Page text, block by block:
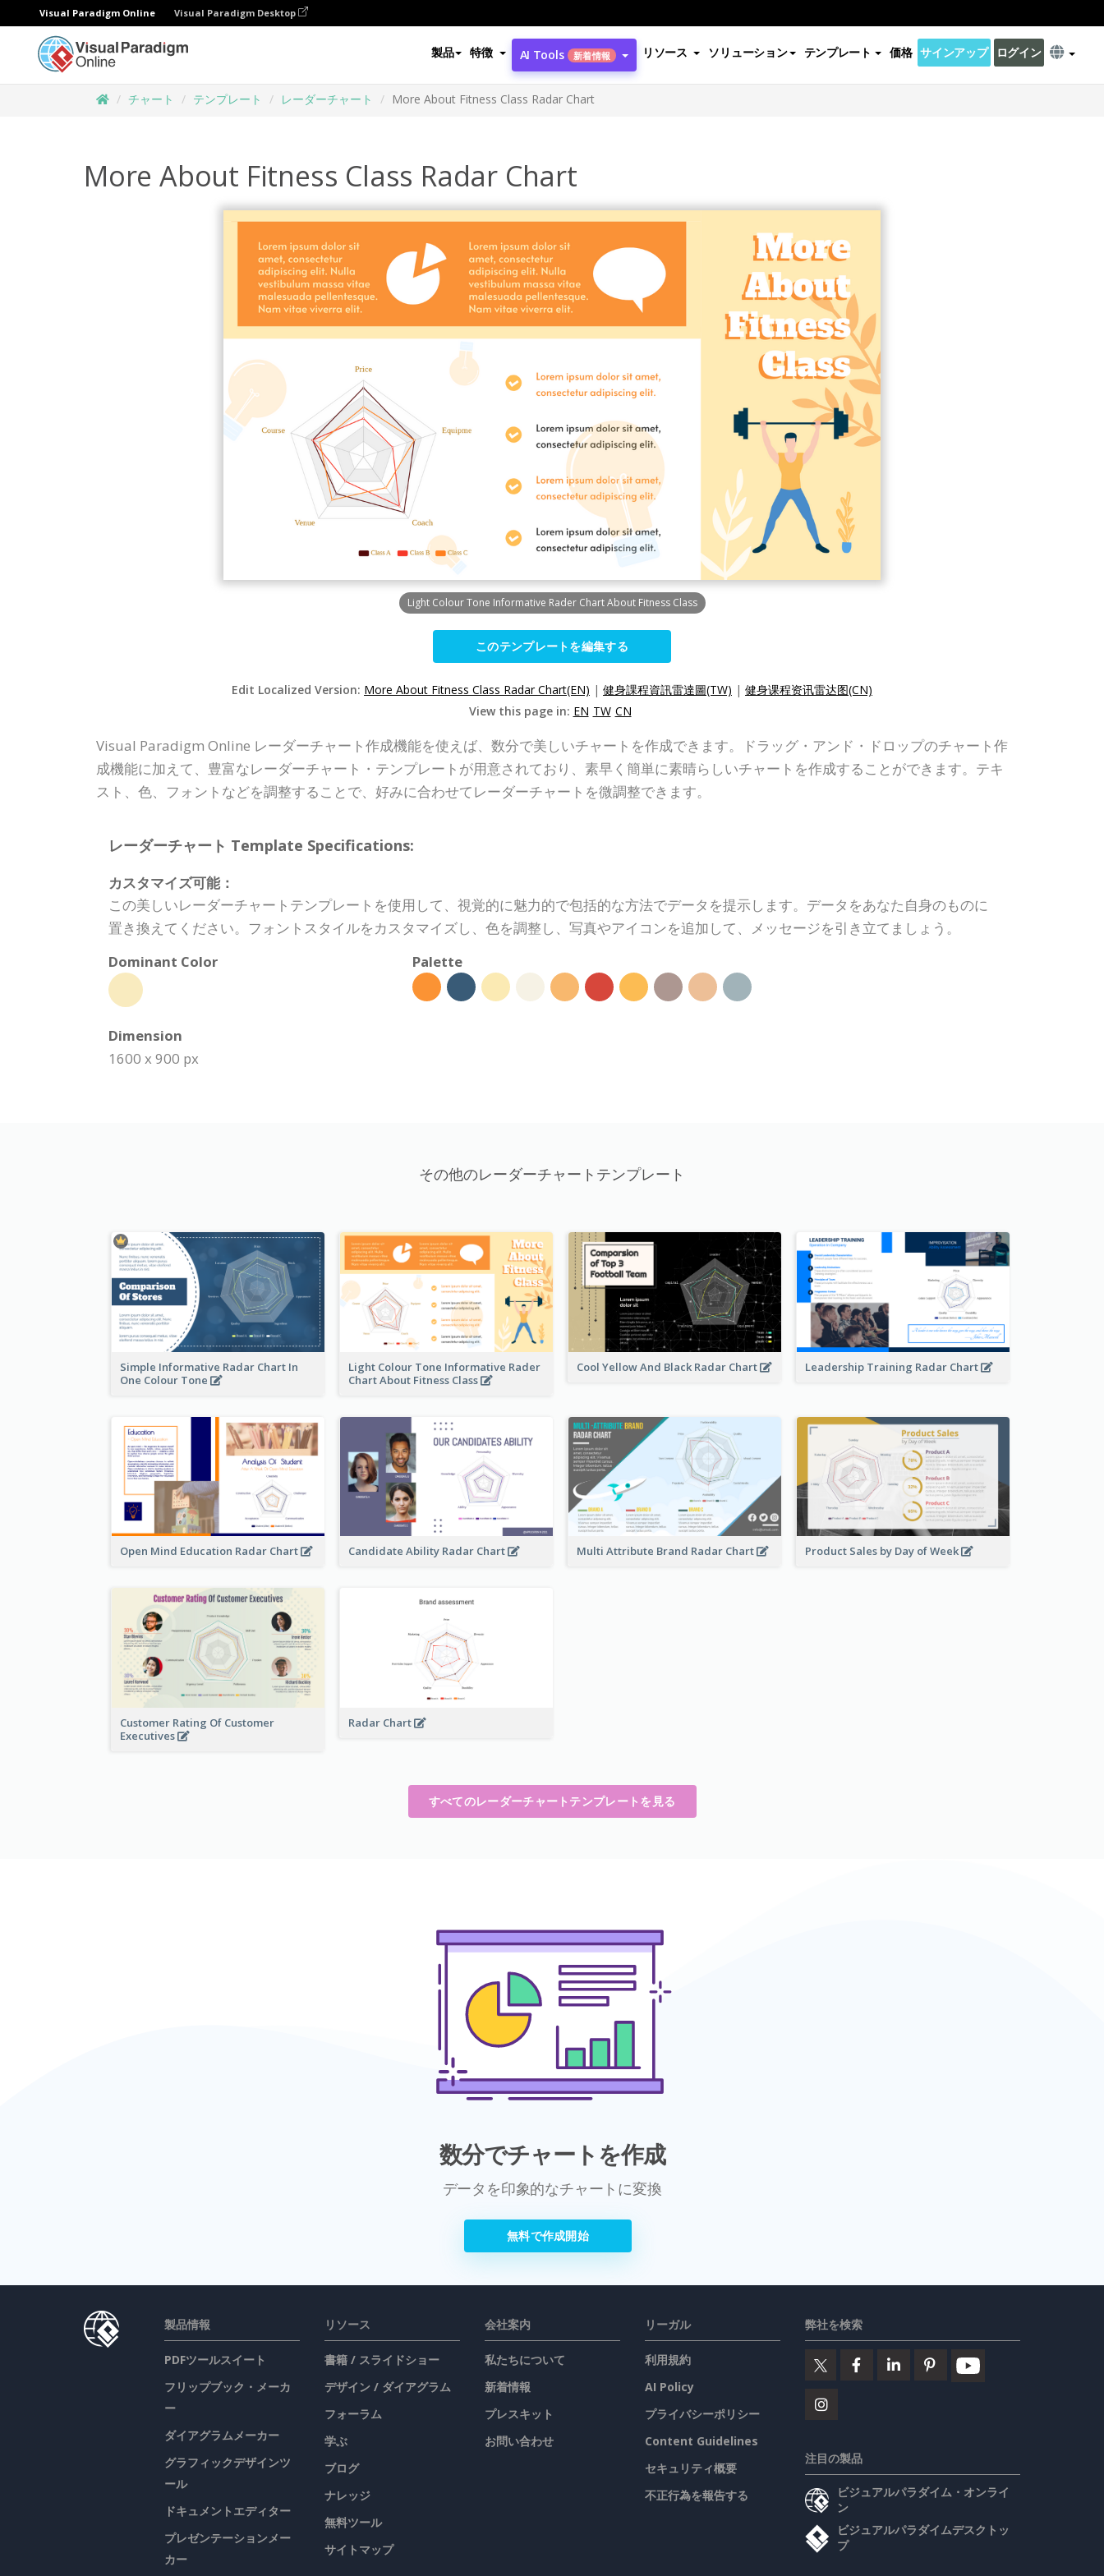
Visual Paradigm Online Visual Paradigm Desktop
製品 特徴 AI Tools 新着情報 リソース ソリューション テンプレート 価格 サインアップ ログイン
チャート テンプレート レーダーチャート More About Fitness Class Radar Chart
More About Fitness Class Radar Chart
Light Colour Tone Informative Rader Chart About Fitness Class
このテンプレートを編集する
Edit Localized Version: More About Fitness Class Radar Chart(EN) | 健身課程資訊雷達圖(TW) | 健身课程资讯雷达图(CN)
View this page in: EN TW CN
Visual Paradigm Online レーダーチャート作成機能を使えば、数分で美しいチャートを作成できます。ドラッグ・アンド・ドロップのチャート作
成機能に加えて、豊富なレーダーチャート・テンプレートが用意されており、素早く簡単に素晴らしいチャートを作成することができます。テキ
スト、色、フォントなどを調整することで、好みに合わせてレーダーチャートを微調整できます。
レーダーチャート Template Specifications:
カスタマイズ可能：
この美しいレーダーチャートテンプレートを使用して、視覚的に魅力的で包括的な方法でデータを提示します。データをあなた自身のものに
置き換えてください。フォントスタイルをカスタマイズし、色を調整し、写真やアイコンを追加して、メッセージを引き立てましょう。
Dominant Color
Palette
Dimension
1600 x 900 px
その他のレーダーチャートテンプレート
Simple Informative Radar Chart In
One Colour Tone
Light Colour Tone Informative Rader
Chart About Fitness Class
Cool Yellow And Black Radar Chart Leadership Training Radar Chart
Open Mind Education Radar Chart Candidate Ability Radar Chart Multi Attribute Brand Radar Chart Product Sales by Day of Week
Customer Rating Of Customer
Executives
Radar Chart
すべてのレーダーチャートテンプレートを見る
数分でチャートを作成
データを印象的なチャートに変換
無料で作成開始
製品情報
PDFツールスイート
フリップブック・メーカ
ー
ダイアグラムメーカー
グラフィックデザインツ
ール
ドキュメントエディター
プレゼンテーションメー
カー
リソース
書籍 / スライドショー
デザイン / ダイアグラム
フォーラム
学ぶ
ブログ
ナレッジ
無料ツール
サイトマップ
会社案内
私たちについて
新着情報
プレスキット
お問い合わせ
リーガル
利用規約
AI Policy
プライバシーポリシー
Content Guidelines
セキュリティ概要
不正行為を報告する
弊社を検索
注目の製品
ビジュアルパラダイム・オンライ
ン
ビジュアルパラダイムデスクトッ
プ